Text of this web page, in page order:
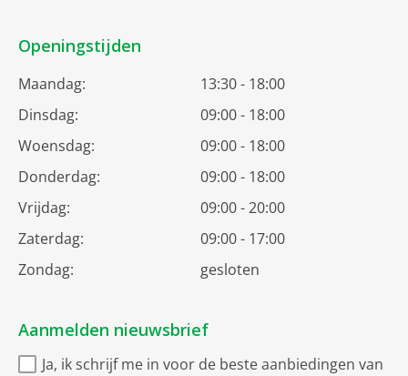
Openingstijden
Maandag:
13:30 - 18:00
Dinsdag:
09:00 - 18:00
Woensdag:
09:00 - 18:00
Donderdag:
09:00 - 18:00
Vrijdag:
09:00 - 20:00
Zaterdag:
09:00 - 17:00
Zondag:
gesloten
Aanmelden nieuwsbrief
Ja, ik schrijf me in voor de beste aanbiedingen van